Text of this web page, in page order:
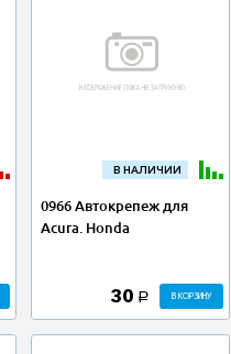
В НАЛИЧИИ
0966 Автокрепеж для
Acura. Honda
30 a В КОРЗИНУ